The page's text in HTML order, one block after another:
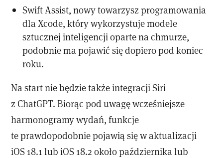
Swift Assist, nowy towarzysz programowania
dla Xcode, który wykorzystuje modele
sztucznej inteligencji oparte na chmurze,
podobnie ma pojawić się dopiero pod koniec
roku.
Na start nie będzie także integracji Siri
z ChatGPT. Biorąc pod uwagę wcześniejsze
harmonogramy wydań, funkcje
te prawdopodobnie pojawią się w aktualizacji
iOS 18.1 lub iOS 18.2 około października lub